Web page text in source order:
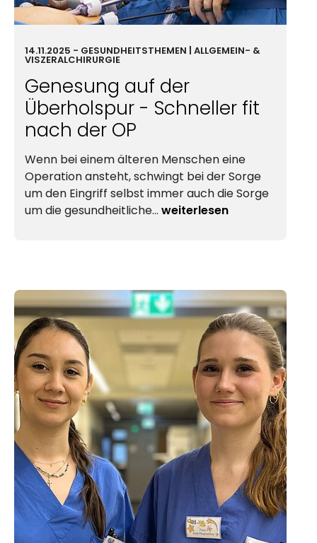
14.11.2025 - GESUND­HEITSTHEMEN | ALLGEMEIN- &
VISZERAL­CHIRURGIE
Genesung auf der
Überholspur - Schneller fit
nach der OP
Wenn bei einem älteren Menschen eine
Operation ansteht, schwingt bei der Sorge
um den Eingriff selbst immer auch die Sorge
um diegesund­heit­liche… weiterlesen